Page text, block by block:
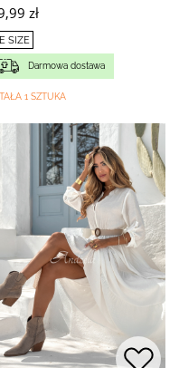
zł
SIZE
Darmowa dostawa
1 SZTUKA